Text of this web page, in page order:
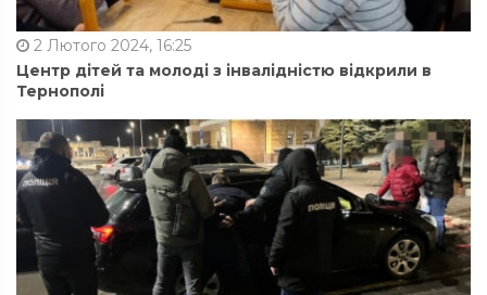
2 Лютого 2024, 16:25
Центр дітей та молоді з інвалідністю відкрили в
Тернополі